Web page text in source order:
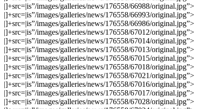
|]+src=|is”/images/galleries/news/176558/66988/original.jpg”>
|]+src=|is”/images/galleries/news/176558/66993/original.jpg”>
|]+src=|is”/images/galleries/news/176558/66986/original.jpg”>
|]+src=|is”/images/galleries/news/176558/67012/original.jpg”>
|]+src=|is”/images/galleries/news/176558/67014/original.jpg”>
|]+src=|is”/images/galleries/news/176558/67013/original.jpg”>
|]+src=|is”/images/galleries/news/176558/67015/original.jpg”>
|]+src=|is”/images/galleries/news/176558/67018/original.jpg”>
|]+src=|is”/images/galleries/news/176558/67021/original.jpg”>
|]+src=|is”/images/galleries/news/176558/67016/original.jpg”>
|]+src=|is”/images/galleries/news/176558/67017/original.jpg”>
|]+src=|is”/images/galleries/news/176558/67028/original.jpg”>